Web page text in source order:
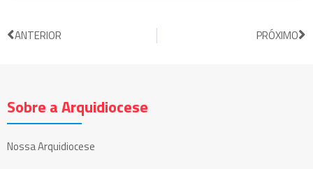
ANTERIOR PRÓXIMO
Sobre a Arquidiocese
Nossa Arquidiocese